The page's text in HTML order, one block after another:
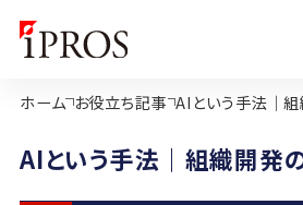
ホーム お役立ち記事 AIという手法｜
AIという手法｜組織開発